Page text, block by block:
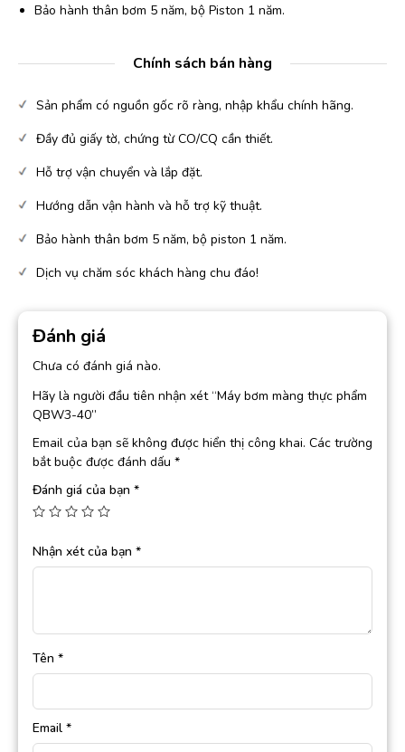
Bảo hành thân bơm 5 năm, bộ Piston 1 năm.
Chính sách bán hàng
Sản phẩm có nguồn gốc rõ ràng, nhập khẩu chính hãng.
Đầy đủ giấy tờ, chứng từ CO/CQ cần thiết.
Hỗ trợ vận chuyển và lắp đặt.
Hướng dẫn vận hành và hỗ trợ kỹ thuật.
Bảo hành thân bơm 5 năm, bộ piston 1 năm.
Dịch vụ chăm sóc khách hàng chu đáo!
Đánh giá
Chưa có đánh giá nào.
Hãy là người đầu tiên nhận xét “Máy bơm màng thực phẩm
QBW3-40”
Email của bạn sẽ không được hiển thị công khai. Các trường
bắt buộc được đánh dấu *
Đánh giá của bạn *
Nhận xét của bạn *
Tên *
Email *